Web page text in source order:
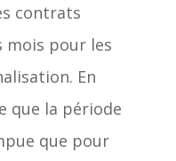
contrats
mois pour les
En
que la période
que pour